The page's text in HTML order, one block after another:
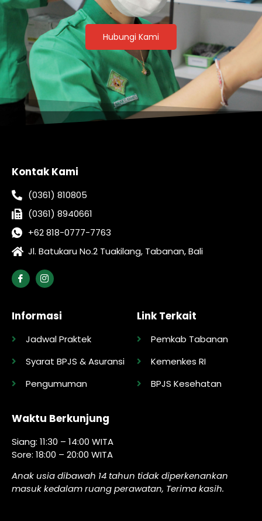
Hubungi Kami
Kontak Kami
(0361) 810805
(0361) 8940661
+62 818-0777-7763
Jl. Batukaru No.2 Tuakilang, Tabanan, Bali
Informasi
Jadwal Praktek
Syarat BPJS & Asuransi
Pengumuman
Link Terkait
Pemkab Tabanan
Kemenkes RI
BPJS Kesehatan
Waktu Berkunjung
Siang: 11:30 – 14:00 WITA
Sore: 18:00 – 20:00 WITA
Anak usia dibawah 14 tahun tidak diperkenankan
masuk kedalam ruang perawatan, Terima kasih.